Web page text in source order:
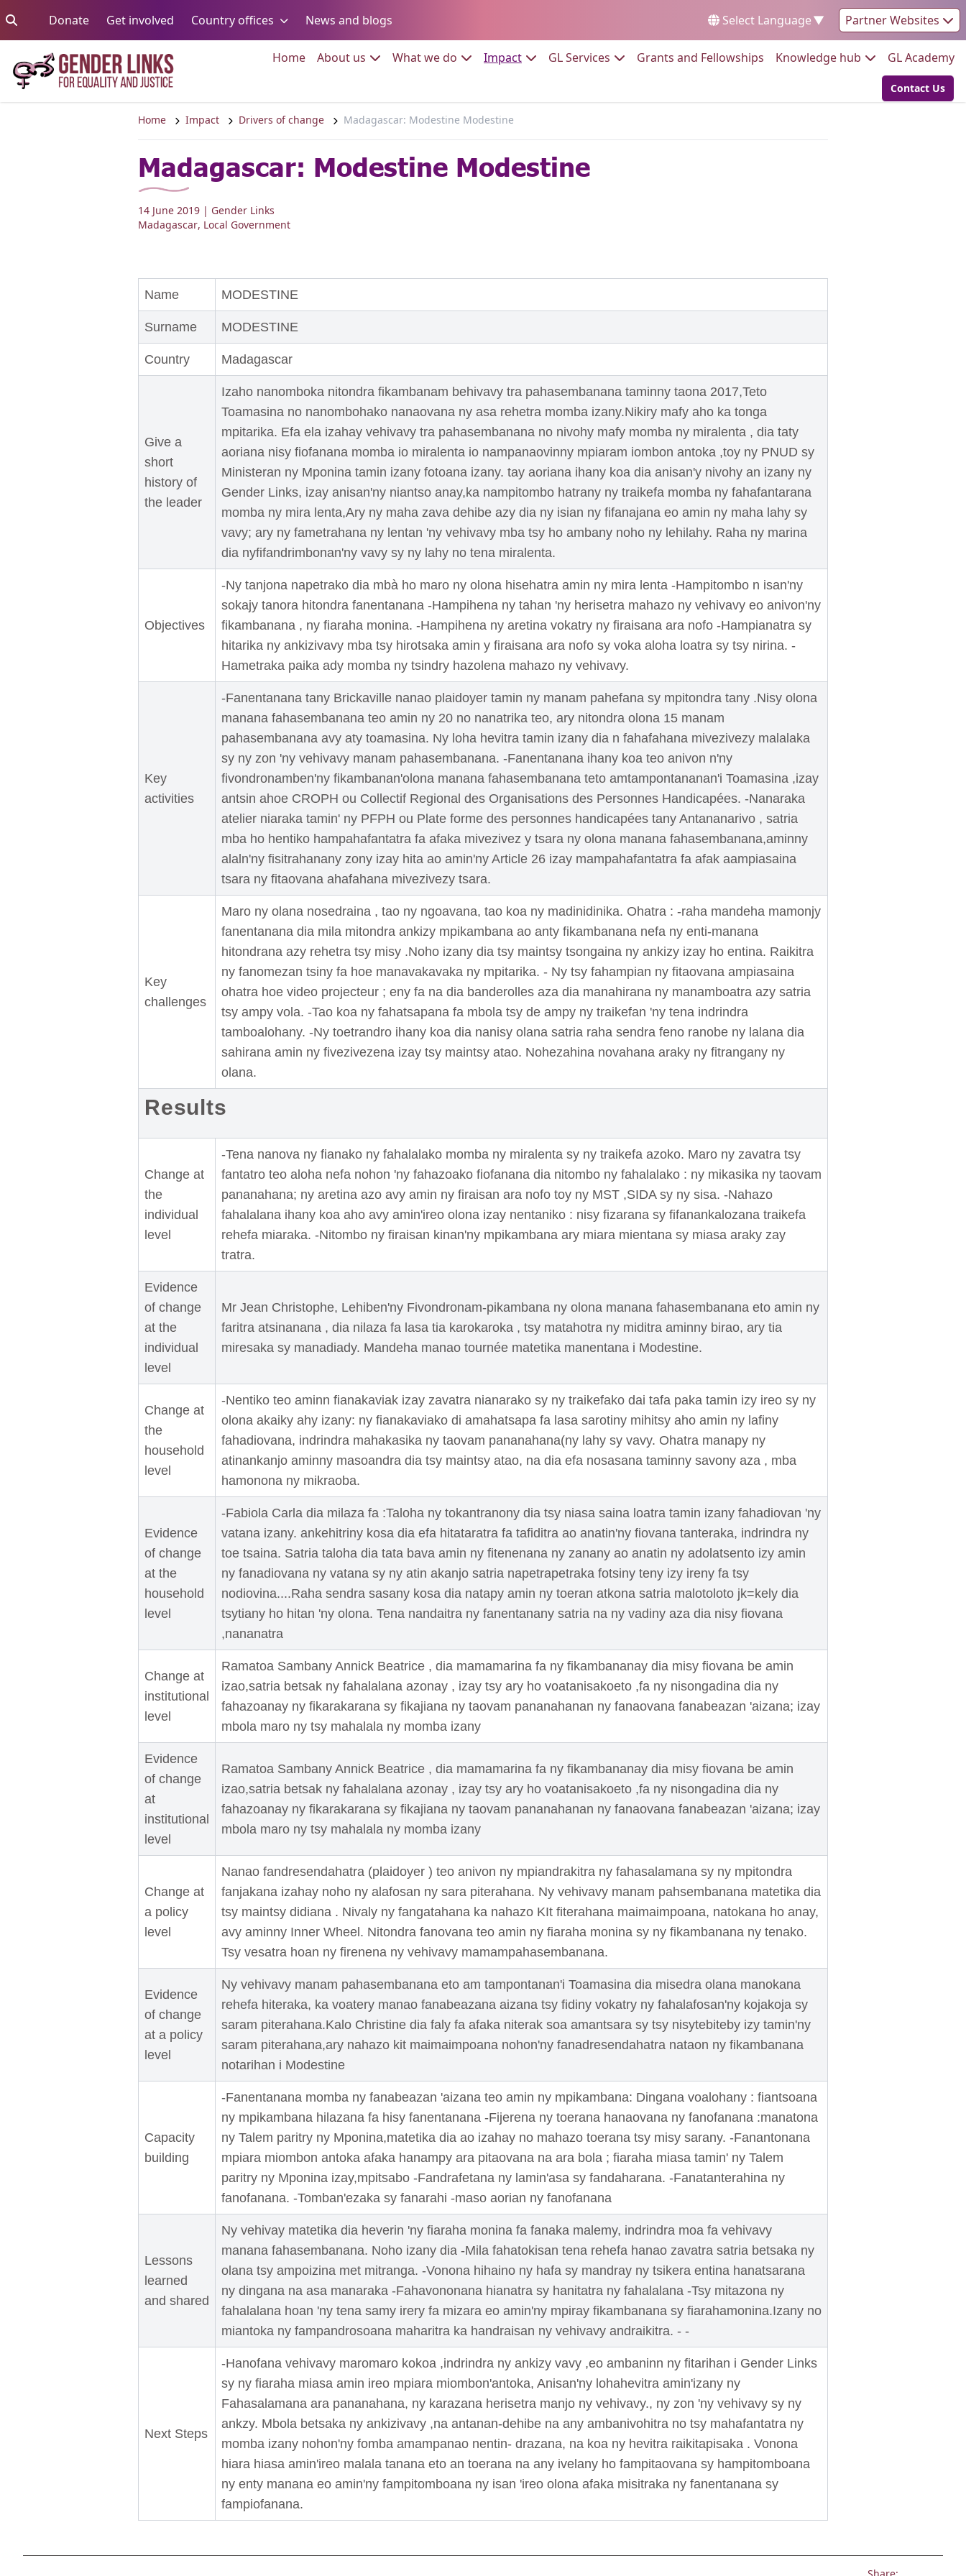
DonateGo to:Get involved Go to:Country offices Go to: News and blogs Select Language▼ Partner Websites
HomeGo to:
About us Go to:What we do Go to:ImpactGo to:GL Services Go to:Grants and Fellowships Go to:
Knowledge hub Go to:GL Academy
Go to:
Contact Us
Home Impact Drivers of change Madagascar: Modestine Modestine
Madagascar: Modestine Modestine
14 June 2019 | Gender Links
Madagascar, Local Government
Name MODESTINE
Surname MODESTINE
Country Madagascar
Give a
short
history of
the leader
Izaho nanomboka nitondra fikambanam behivavy tra pahasembanana taminny taona 2017,Teto
Toamasina no nanombohako nanaovana ny asa rehetra momba izany.Nikiry mafy aho ka tonga
mpitarika. Efa ela izahay vehivavy tra pahasembanana no nivohy mafy momba ny miralenta , dia taty
aoriana nisy fiofanana momba io miralenta io nampanaovinny mpiaram iombon antoka ,toy ny PNUD sy
Ministeran ny Mponina tamin izany fotoana izany. tay aoriana ihany koa dia anisan'y nivohy an izany ny
Gender Links, izay anisan'ny niantso anay,ka nampitombo hatrany ny traikefa momba ny fahafantarana
momba ny mira lenta,Ary ny maha zava dehibe azy dia ny isian ny fifanajana eo amin ny maha lahy sy
vavy; ary ny fametrahana ny lentan 'ny vehivavy mba tsy ho ambany noho ny lehilahy. Raha ny marina
dia nyfifandrimbonan'ny vavy sy ny lahy no tena miralenta.
Objectives
-Ny tanjona napetrako dia mbà ho maro ny olona hisehatra amin ny mira lenta -Hampitombo n isan'ny
sokajy tanora hitondra fanentanana -Hampihena ny tahan 'ny herisetra mahazo ny vehivavy eo anivon'ny
fikambanana , ny fiaraha monina. -Hampihena ny aretina vokatry ny firaisana ara nofo -Hampianatra sy
hitarika ny ankizivavy mba tsy hirotsaka amin y firaisana ara nofo sy voka aloha loatra sy tsy nirina. -
Hametraka paika ady momba ny tsindry hazolena mahazo ny vehivavy.
Key
activities
-Fanentanana tany Brickaville nanao plaidoyer tamin ny manam pahefana sy mpitondra tany .Nisy olona
manana fahasembanana teo amin ny 20 no nanatrika teo, ary nitondra olona 15 manam
pahasembanana avy aty toamasina. Ny loha hevitra tamin izany dia n fahafahana mivezivezy malalaka
sy ny zon 'ny vehivavy manam pahasembanana. -Fanentanana ihany koa teo anivon n'ny
fivondronamben'ny fikambanan'olona manana fahasembanana teto amtampontananan'i Toamasina ,izay
antsin ahoe CROPH ou Collectif Regional des Organisations des Personnes Handicapées. -Nanaraka
atelier niaraka tamin' ny PFPH ou Plate forme des personnes handicapées tany Antananarivo , satria
mba ho hentiko hampahafantatra fa afaka mivezivez y tsara ny olona manana fahasembanana,aminny
alaln'ny fisitrahanany zony izay hita ao amin'ny Article 26 izay mampahafantatra fa afak aampiasaina
tsara ny fitaovana ahafahana mivezivezy tsara.
Key
challenges
Maro ny olana nosedraina , tao ny ngoavana, tao koa ny madinidinika. Ohatra : -raha mandeha mamonjy
fanentanana dia mila mitondra ankizy mpikambana ao anty fikambanana nefa ny enti-manana
hitondrana azy rehetra tsy misy .Noho izany dia tsy maintsy tsongaina ny ankizy izay ho entina. Raikitra
ny fanomezan tsiny fa hoe manavakavaka ny mpitarika. - Ny tsy fahampian ny fitaovana ampiasaina
ohatra hoe video projecteur ; eny fa na dia banderolles aza dia manahirana ny manamboatra azy satria
tsy ampy vola. -Tao koa ny fahatsapana fa mbola tsy de ampy ny traikefan 'ny tena indrindra
tamboalohany. -Ny toetrandro ihany koa dia nanisy olana satria raha sendra feno ranobe ny lalana dia
sahirana amin ny fivezivezena izay tsy maintsy atao. Nohezahina novahana araky ny fitrangany ny
olana.
Results
Change at
the
individual
level
-Tena nanova ny fianako ny fahalalako momba ny miralenta sy ny traikefa azoko. Maro ny zavatra tsy
fantatro teo aloha nefa nohon 'ny fahazoako fiofanana dia nitombo ny fahalalako : ny mikasika ny taovam
pananahana; ny aretina azo avy amin ny firaisan ara nofo toy ny MST ,SIDA sy ny sisa. -Nahazo
fahalalana ihany koa aho avy amin'ireo olona izay nentaniko : nisy fizarana sy fifanankalozana traikefa
rehefa miaraka. -Nitombo ny firaisan kinan'ny mpikambana ary miara mientana sy miasa araky zay
tratra.
Evidence
of change
at the
individual
level
Mr Jean Christophe, Lehiben'ny Fivondronam-pikambana ny olona manana fahasembanana eto amin ny
faritra atsinanana , dia nilaza fa lasa tia karokaroka , tsy matahotra ny miditra aminny birao, ary tia
miresaka sy manadiady. Mandeha manao tournée matetika manentana i Modestine.
Change at
the
household
level
-Nentiko teo aminn fianakaviak izay zavatra nianarako sy ny traikefako dai tafa paka tamin izy ireo sy ny
olona akaiky ahy izany: ny fianakaviako di amahatsapa fa lasa sarotiny mihitsy aho amin ny lafiny
fahadiovana, indrindra mahakasika ny taovam pananahana(ny lahy sy vavy. Ohatra manapy ny
atinankanjo aminny masoandra dia tsy maintsy atao, na dia efa nosasana taminny savony aza , mba
hamonona ny mikraoba.
Evidence
of change
at the
household
level
-Fabiola Carla dia milaza fa :Taloha ny tokantranony dia tsy niasa saina loatra tamin izany fahadiovan 'ny
vatana izany. ankehitriny kosa dia efa hitataratra fa tafiditra ao anatin'ny fiovana tanteraka, indrindra ny
toe tsaina. Satria taloha dia tata bava amin ny fitenenana ny zanany ao anatin ny adolatsento izy amin
ny fanadiovana ny vatana sy ny atin akanjo satria napetrapetraka fotsiny teny izy ireny fa tsy
nodiovina....Raha sendra sasany kosa dia natapy amin ny toeran atkona satria malotoloto jk=kely dia
tsytiany ho hitan 'ny olona. Tena nandaitra ny fanentanany satria na ny vadiny aza dia nisy fiovana
,nananatra
Change at
institutional
level
Ramatoa Sambany Annick Beatrice , dia mamamarina fa ny fikambananay dia misy fiovana be amin
izao,satria betsak ny fahalalana azonay , izay tsy ary ho voatanisakoeto ,fa ny nisongadina dia ny
fahazoanay ny fikarakarana sy fikajiana ny taovam pananahanan ny fanaovana fanabeazan 'aizana; izay
mbola maro ny tsy mahalala ny momba izany
Evidence
of change
at
institutional
level
Ramatoa Sambany Annick Beatrice , dia mamamarina fa ny fikambananay dia misy fiovana be amin
izao,satria betsak ny fahalalana azonay , izay tsy ary ho voatanisakoeto ,fa ny nisongadina dia ny
fahazoanay ny fikarakarana sy fikajiana ny taovam pananahanan ny fanaovana fanabeazan 'aizana; izay
mbola maro ny tsy mahalala ny momba izany
Change at
a policy
level
Nanao fandresendahatra (plaidoyer ) teo anivon ny mpiandrakitra ny fahasalamana sy ny mpitondra
fanjakana izahay noho ny alafosan ny sara piterahana. Ny vehivavy manam pahsembanana matetika dia
tsy maintsy didiana . Nivaly ny fangatahana ka nahazo KIt fiterahana maimaimpoana, natokana ho anay,
avy aminny Inner Wheel. Nitondra fanovana teo amin ny fiaraha monina sy ny fikambanana ny tenako.
Tsy vesatra hoan ny firenena ny vehivavy mamampahasembanana.
Evidence
of change
at a policy
level
Ny vehivavy manam pahasembanana eto am tampontanan'i Toamasina dia misedra olana manokana
rehefa hiteraka, ka voatery manao fanabeazana aizana tsy fidiny vokatry ny fahalafosan'ny kojakoja sy
saram piterahana.Kalo Christine dia faly fa afaka niterak soa amantsara sy tsy nisytebiteby izy tamin'ny
saram piterahana,ary nahazo kit maimaimpoana nohon'ny fanadresendahatra nataon ny fikambanana
notarihan i Modestine
Capacity
building
-Fanentanana momba ny fanabeazan 'aizana teo amin ny mpikambana: Dingana voalohany : fiantsoana
ny mpikambana hilazana fa hisy fanentanana -Fijerena ny toerana hanaovana ny fanofanana :manatona
ny Talem paritry ny Mponina,matetika dia ao izahay no mahazo toerana tsy misy sarany. -Fanantonana
mpiara miombon antoka afaka hanampy ara pitaovana na ara bola ; fiaraha miasa tamin' ny Talem
paritry ny Mponina izay,mpitsabo -Fandrafetana ny lamin'asa sy fandaharana. -Fanatanterahina ny
fanofanana. -Tomban'ezaka sy fanarahi -maso aorian ny fanofanana
Lessons
learned
and shared
Ny vehivay matetika dia heverin 'ny fiaraha monina fa fanaka malemy, indrindra moa fa vehivavy
manana fahasembanana. Noho izany dia -Mila fahatokisan tena rehefa hanao zavatra satria betsaka ny
olana tsy ampoizina met mitranga. -Vonona hihaino ny hafa sy mandray ny tsikera entina hanatsarana
ny dingana na asa manaraka -Fahavononana hianatra sy hanitatra ny fahalalana -Tsy mitazona ny
fahalalana hoan 'ny tena samy irery fa mizara eo amin'ny mpiray fikambanana sy fiarahamonina.Izany no
miantoka ny fampandrosoana maharitra ka handraisan ny vehivavy andraikitra. - -
Next Steps
-Hanofana vehivavy maromaro kokoa ,indrindra ny ankizy vavy ,eo ambaninn ny fitarihan i Gender Links
sy ny fiaraha miasa amin ireo mpiara miombon'antoka, Anisan'ny lohahevitra amin'izany ny
Fahasalamana ara pananahana, ny karazana herisetra manjo ny vehivavy., ny zon 'ny vehivavy sy ny
ankzy. Mbola betsaka ny ankizivavy ,na antanan-dehibe na any ambanivohitra no tsy mahafantatra ny
momba izany nohon'ny fomba amampanao nentin- drazana, na koa ny hevitra raikitapisaka . Vonona
hiara hiasa amin'ireo malala tanana eto an toerana na any ivelany ho fampitaovana sy hampitomboana
ny enty manana eo amin'ny fampitomboana ny isan 'ireo olona afaka misitraka ny fanentanana sy
fampiofanana.